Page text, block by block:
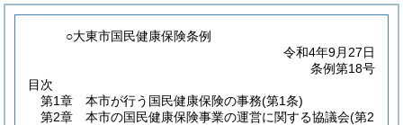
○大東市国民健康保険条例
令和4年9月27日
条例第18号
目次
第1章
本市が行う国民健康保険の事務(第1条)
第2章
本市の国民健康保険事業の運営に関する協議会(第2